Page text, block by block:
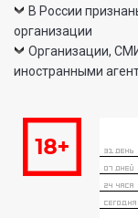
В России
организации
Организации,
иностранными